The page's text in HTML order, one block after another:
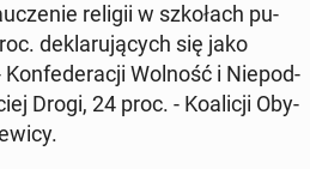
religii w szko­łach pu­
de­kla­ru­ją­cych się jako
Kon­fe­de­ra­cji Wolność i Nie­pod­
Drogi, 24 proc. - Ko­ali­cji Oby­